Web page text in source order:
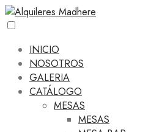
INICIO
NOSOTROS
GALERIA
CATÁLOGO
MESAS
MESAS